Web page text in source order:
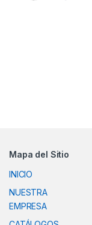
Mapa del Sitio
INICIO
NUESTRA
EMPRESA